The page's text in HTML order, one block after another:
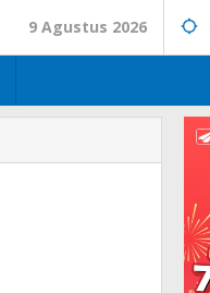
9 Agustus 2026